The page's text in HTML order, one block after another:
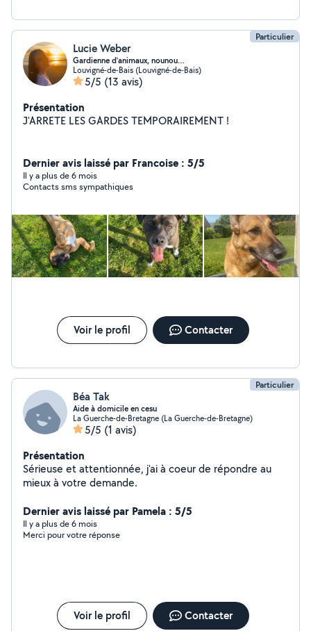
Particulier
Lucie Weber
Gardienne d’animaux, nounou…
Louvigné-de-Bais (Louvigné-de-Bais)
5/5 (13 avis)
Présentation
J'ARRETE LES GARDES TEMPORAIREMENT !
Dernier avis laissé par Francoise : 5/5
Il y a plus de 6 mois
Contacts sms sympathiques
Voir le profil Contacter
Particulier
Béa Tak
Aide à domicile en cesu
La Guerche-de-Bretagne (La Guerche-de-Bretagne)
5/5 (1 avis)
Présentation
Sérieuse et attentionnée, j'ai à coeur de répondre au
mieux à votre demande.
Dernier avis laissé par Pamela : 5/5
Il y a plus de 6 mois
Merci pour votre réponse
Voir le profil Contacter